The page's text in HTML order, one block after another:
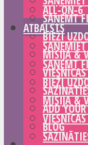
SAŅEMT
BIEŽI
MISIJA &
ADD
BLOG
ALL-ON-6
ATBALSTS
SAŅEMT
BIEŽI
MISIJA &